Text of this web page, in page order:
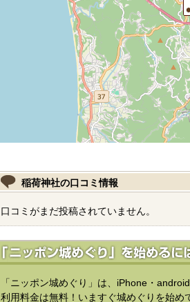
稲荷神社の口コミ情報
口コミがまだ投稿されていません。
「ニッポン城めぐり」は、iPhone・
利用料金は無料！いますぐ城めぐりを始め